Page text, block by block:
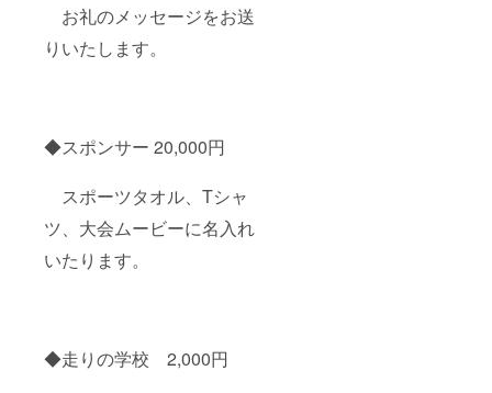
お礼のメッセージをお送
りいたします。
◆スポンサー 20,000円
スポーツタオル、Tシャ
ツ、大会ムービーに名入れ
いたります。
◆走りの学校 2,000円